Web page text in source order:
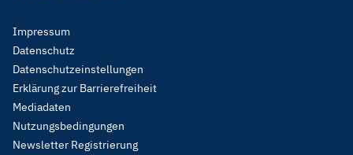
Footer
Menu
Legal
Impressum
Datenschutz
Datenschutzeinstellungen
Erklärung zur Barrierefreiheit
Mediadaten
Nutzungsbedingungen
Newsletter Registrierung